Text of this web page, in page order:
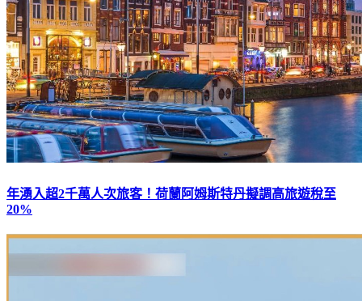
年湧入超2千萬人次旅客！荷蘭阿姆斯特丹擬調高旅遊稅至
20%